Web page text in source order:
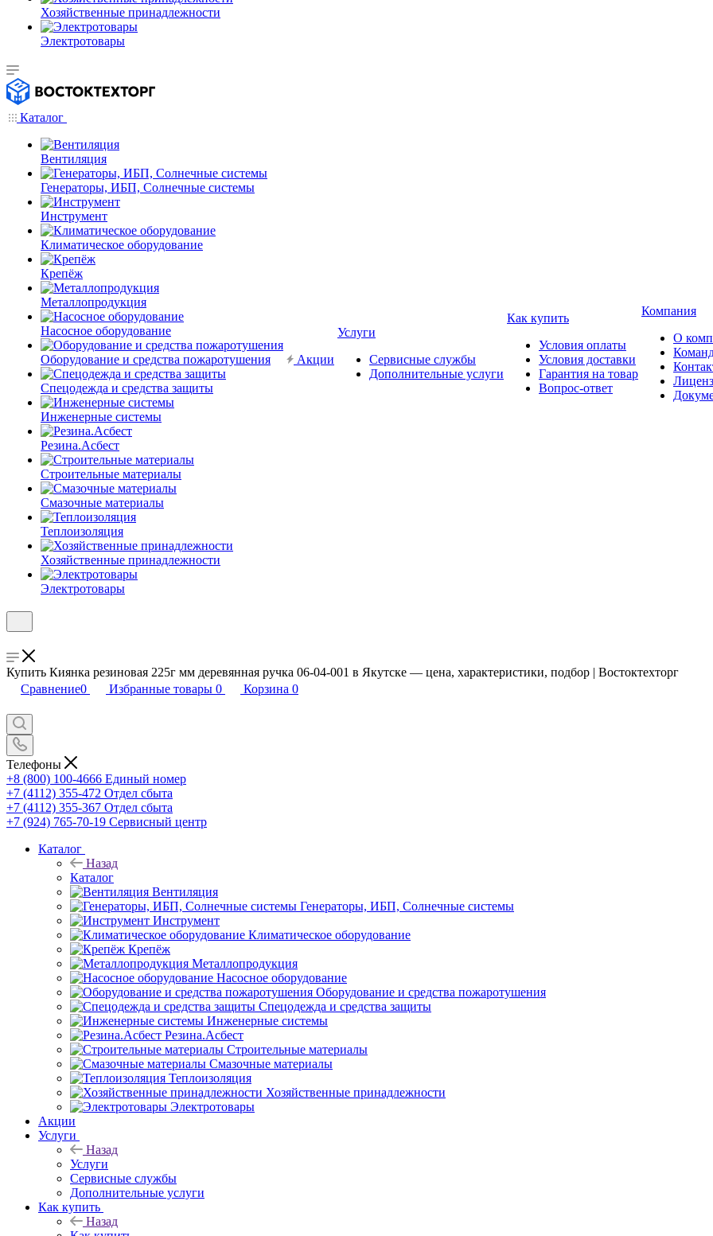
Хозяйственные принадлежности
Электротовары
Каталог
Вентиляция
Генераторы, ИБП, Солнечные системы
Инструмент
Климатическое оборудование
Крепёж
Металлопродукция
Насосное оборудование
Оборудование и средства пожаротушения
Спецодежда и средства защиты
Инженерные системы
Резина.Асбест
Строительные материалы
Смазочные материалы
Теплоизоляция
Хозяйственные принадлежности
Электротовары
Акции
Услуги
Сервисные службы
Дополнительные услуги
Как купить
Условия оплаты
Условия доставки
Гарантия на товар
Вопрос-ответ
Компания
О
Купить Киянка резиновая 225г мм деревянная ручка 06-04-001 в Якутске — цена, характеристики, подбор | Востоктехторг
Сравнение0 Избранные товары 0 Корзина 0
Телефоны
+8 (800) 100-4666 Единый номер
+7 (4112) 355-472 Отдел сбыта
+7 (4112) 355-367 Отдел сбыта
+7 (924) 765-70-19 Сервисный центр
Каталог
Назад
Каталог
Вентиляция
Генераторы, ИБП, Солнечные системы
Инструмент
Климатическое оборудование
Крепёж
Металлопродукция
Насосное оборудование
Оборудование и средства пожаротушения
Спецодежда и средства защиты
Инженерные системы
Резина.Асбест
Строительные материалы
Смазочные материалы
Теплоизоляция
Хозяйственные принадлежности
Электротовары
Акции
Услуги
Назад
Услуги
Сервисные службы
Дополнительные услуги
Как купить
Назад